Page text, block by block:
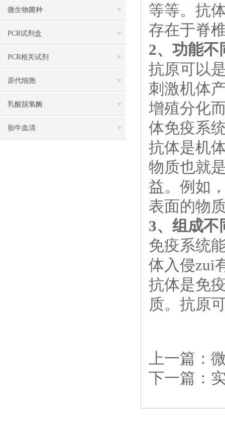
微生物菌种
PCR试剂盒
PCR相关试剂
原代细胞
乳酸脱氢酶
胎牛血清
等等。抗
存在于脊
2、功能不
抗原可以
刺激机体
增殖分化
体免疫系
抗体是机
物质也就
益。例如
表面的物
3、组成不
免疫系统
体入侵zui
抗体是免
质。抗原
上一篇：
下一篇：